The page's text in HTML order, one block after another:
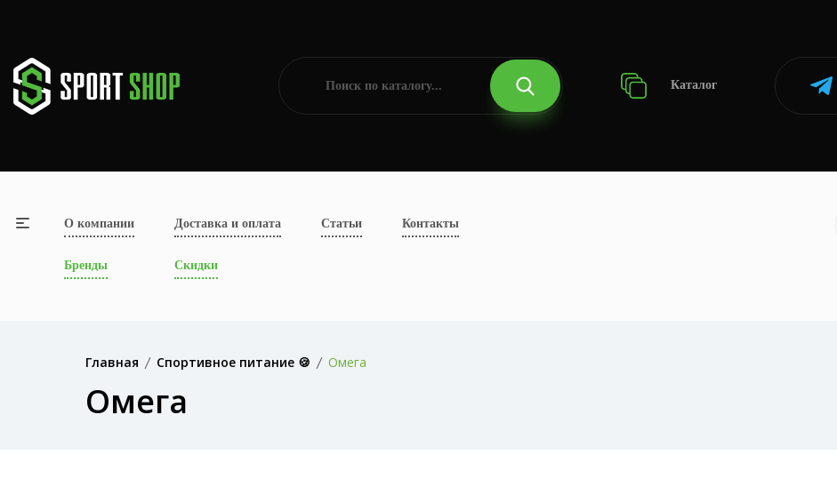
Каталог
О компании Доставка и оплата Статьи Контакты
Бренды Скидки
Главная Спортивное питание 🍪 Омега
Омега